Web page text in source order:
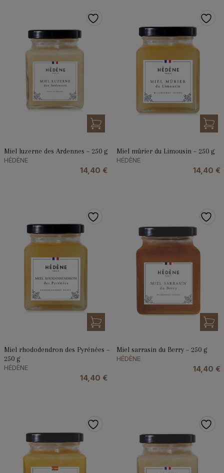
Miel luzerne des Ardennes – 250 g
HÉDÈNE
14,40 €
Miel mûrier du Limousin – 250 g
HÉDÈNE
14,40 €
Miel rhododendron des Pyrénées –
250 g
HÉDÈNE
14,40 €
Miel sarrasin du Berry – 250 g
HÉDÈNE
14,40 €